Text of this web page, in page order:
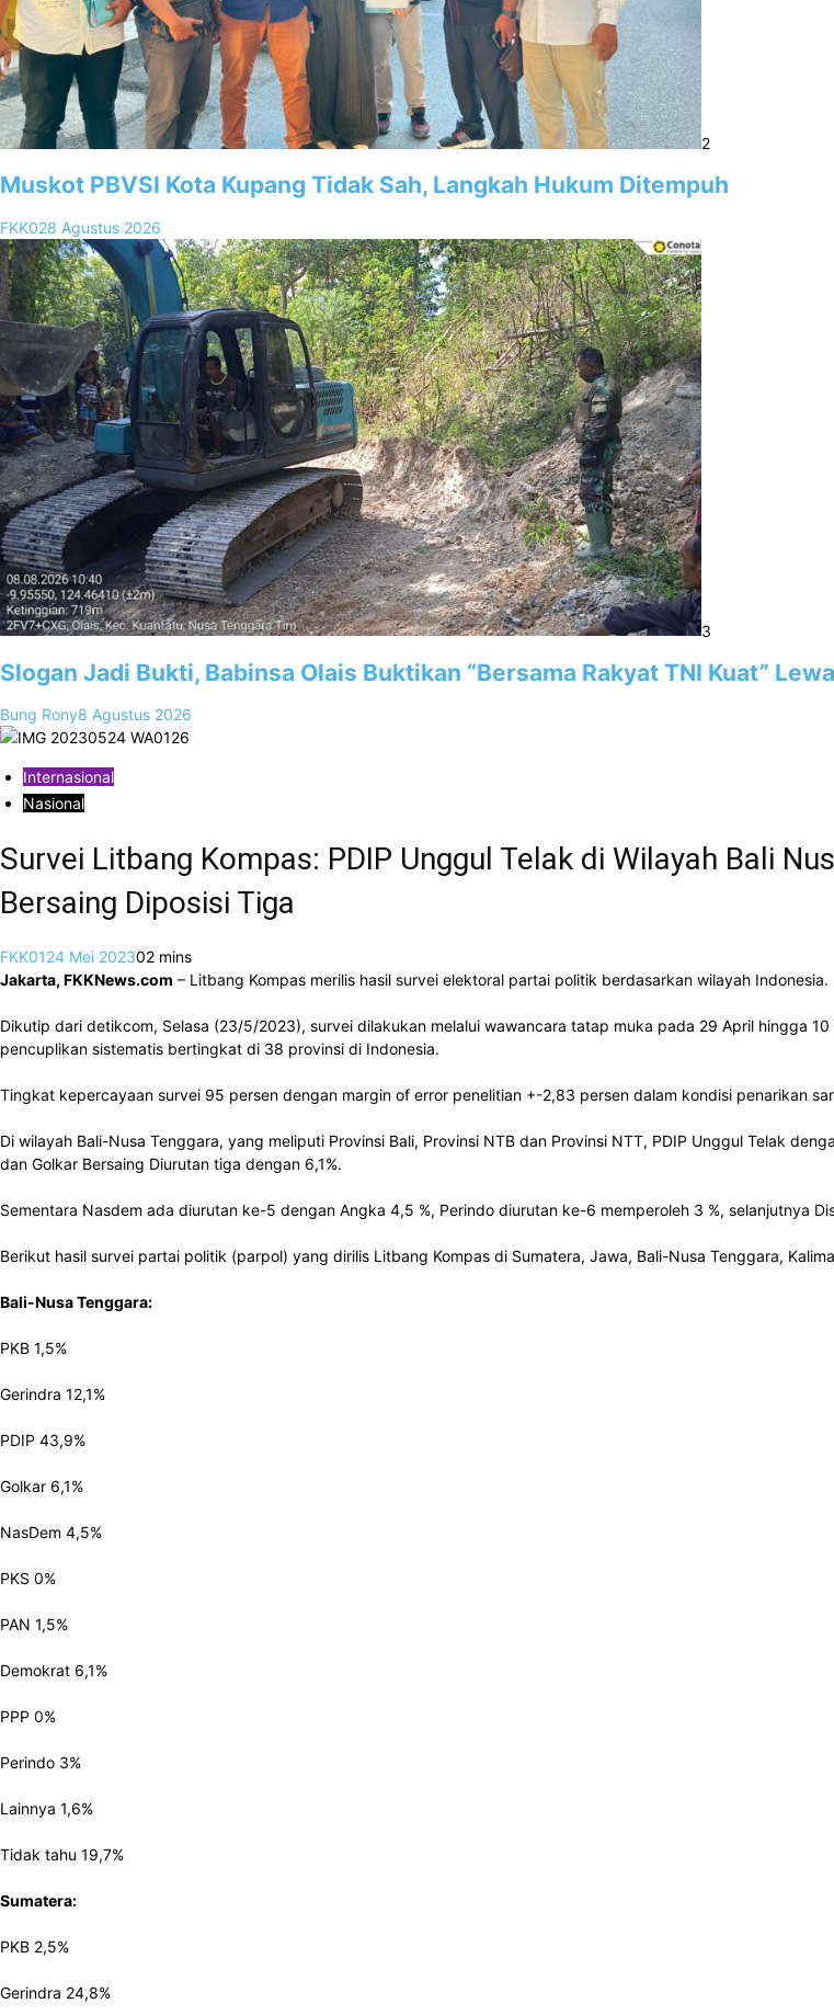
2
Muskot PBVSI Kota Kupang Tidak Sah, Langkah Hukum Ditempuh
FKK028 Agustus 2026
3
Slogan Jadi Bukti, Babinsa Olais Buktikan “Bersama Rakyat TNI Kuat”
Bung Rony8 Agustus 2026
Internasional
Nasional
Survei Litbang Kompas: PDIP Unggul Telak di Wilayah Bali
Bersaing Diposisi Tiga
FKK0124 Mei 202302 mins
Jakarta, FKKNews.com – Litbang Kompas merilis hasil survei elektoral partai politik berdasarkan wilayah Indonesia.
Dikutip dari detikcom, Selasa (23/5/2023), survei dilakukan melalui wawancara tatap muka pada 29 April hingga
pencuplikan sistematis bertingkat di 38 provinsi di Indonesia.
Tingkat kepercayaan survei 95 persen dengan margin of error penelitian +-2,83 persen dalam kondisi penarikan
Di wilayah Bali-Nusa Tenggara, yang meliputi Provinsi Bali, Provinsi NTB dan Provinsi NTT, PDIP Unggul Telak
dan Golkar Bersaing Diurutan tiga dengan 6,1%.
Sementara Nasdem ada diurutan ke-5 dengan Angka 4,5 %, Perindo diurutan ke-6 memperoleh 3 %, selanjutnya
Berikut hasil survei partai politik (parpol) yang dirilis Litbang Kompas di Sumatera, Jawa, Bali-Nusa Tenggara,
Bali-Nusa Tenggara:
PKB 1,5%
Gerindra 12,1%
PDIP 43,9%
Golkar 6,1%
NasDem 4,5%
PKS 0%
PAN 1,5%
Demokrat 6,1%
PPP 0%
Perindo 3%
Lainnya 1,6%
Tidak tahu 19,7%
Sumatera:
PKB 2,5%
Gerindra 24,8%